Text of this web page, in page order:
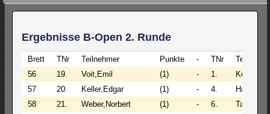
Ergebnisse B-Open 2. Runde
Brett TNr Teilnehmer Punkte - TNr
56
19. Voit,Emil (1) - 1.
57
20. Keller,Edgar (1) - 4.
58
21. Weber,Norbert (1) - 6.